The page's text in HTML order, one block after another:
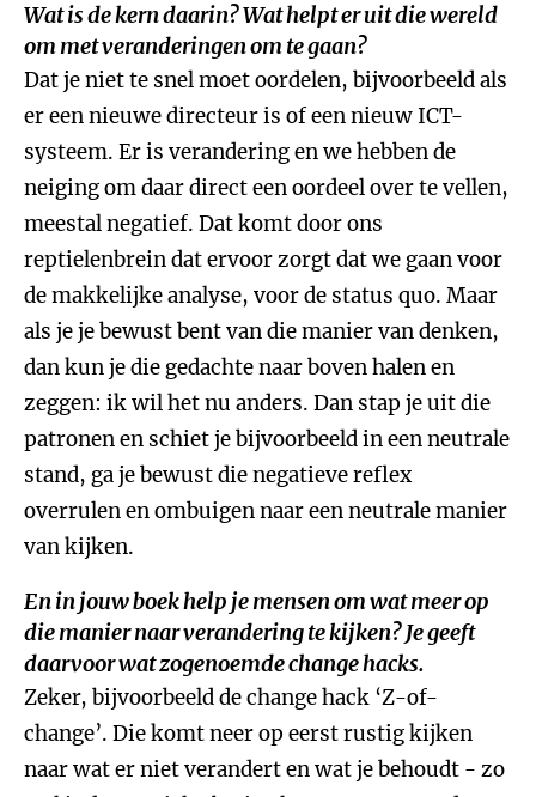
Wat is de kern daarin? Wat helpt er uit die wereld
om met veranderingen om te gaan?
Dat je niet te snel moet oordelen, bijvoorbeeld als
er een nieuwe directeur is of een nieuw ICT-
systeem. Er is verandering en we hebben de
neiging om daar direct een oordeel over te vellen,
meestal negatief. Dat komt door ons
reptielenbrein dat ervoor zorgt dat we gaan voor
de makkelijke analyse, voor de status quo. Maar
als je je bewust bent van die manier van denken,
dan kun je die gedachte naar boven halen en
zeggen: ik wil het nu anders. Dan stap je uit die
patronen en schiet je bijvoorbeeld in een neutrale
stand, ga je bewust die negatieve reflex
overrulen en ombuigen naar een neutrale manier
van kijken.
En in jouw boek help je mensen om wat meer op
die manier naar verandering te kijken? Je geeft
daarvoor wat zogenoemde change hacks.
Zeker, bijvoorbeeld de change hack ‘Z-of-
change’. Die komt neer op eerst rustig kijken
naar wat er niet verandert en wat je behoudt - zo